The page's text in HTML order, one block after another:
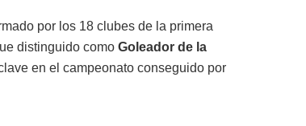
por los 18 clubes de la primera
distinguido como Goleador de la
en el campeonato conseguido por